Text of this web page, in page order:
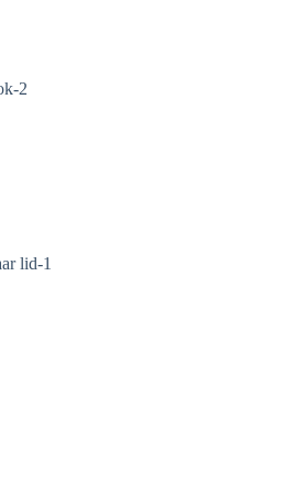
2
lid-1